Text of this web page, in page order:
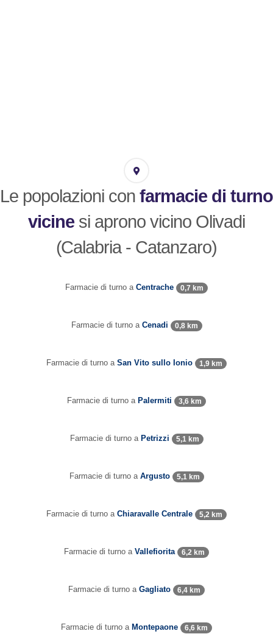
Le popolazioni con farmacie di turno
vicine si aprono vicino Olivadi
(Calabria - Catanzaro)
Farmacie di turno a Centrache 0,7 km
Farmacie di turno a Cenadi 0,8 km
Farmacie di turno a San Vito sullo Ionio 1,9 km
Farmacie di turno a Palermiti 3,6 km
Farmacie di turno a Petrizzi 5,1 km
Farmacie di turno a Argusto 5,1 km
Farmacie di turno a Chiaravalle Centrale 5,2 km
Farmacie di turno a Vallefiorita 6,2 km
Farmacie di turno a Gagliato 6,4 km
Farmacie di turno a Montepaone 6,6 km